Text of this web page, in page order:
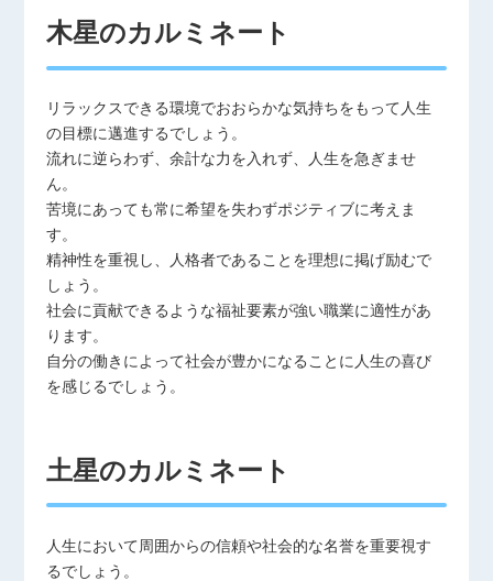
木星のカルミネート
リラックスできる環境でおおらかな気持ちをもって人生
の目標に邁進するでしょう。
流れに逆らわず、余計な力を入れず、人生を急ぎませ
ん。
苦境にあっても常に希望を失わずポジティブに考えま
す。
精神性を重視し、人格者であることを理想に掲げ励むで
しょう。
社会に貢献できるような福祉要素が強い職業に適性があ
ります。
自分の働きによって社会が豊かになることに人生の喜び
を感じるでしょう。
土星のカルミネート
人生において周囲からの信頼や社会的な名誉を重要視す
るでしょう。